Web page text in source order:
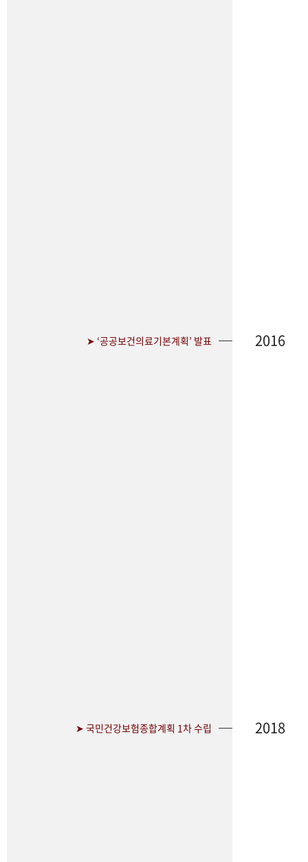
➤ ‘공공보건의료기본계획’ 발표 2016
➤ 국민건강보험종합계획 1차 수립 2018